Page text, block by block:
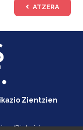
ATZERA
Zientzien
(Bizkaia)